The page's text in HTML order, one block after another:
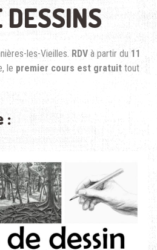
DESSINS
les-Vieilles. RDV à partir du11
le premier cours est gratuit tout
: